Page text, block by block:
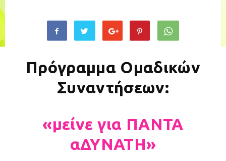
Πρόγραμμα Ομαδικών
Συναντήσεων:
«μείνε για ΠΑΝΤΑ
αΔΥΝΑΤΗ»